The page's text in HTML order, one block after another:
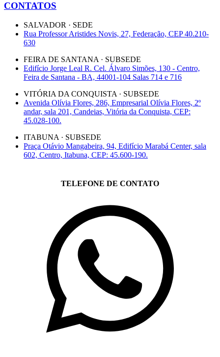
CONTATOS
SALVADOR · SEDE
Rua Professor Aristides Novis, 27, Federação, CEP 40.210-
630
FEIRA DE SANTANA · SUBSEDE
Edifício Jorge Leal R. Cel. Álvaro Simões, 130 - Centro,
Feira de Santana - BA, 44001-104 Salas 714 e 716
VITÓRIA DA CONQUISTA · SUBSEDE
Avenida Olívia Flores, 286, Empresarial Olívia Flores, 2º
andar, sala 201, Candeias, Vitória da Conquista, CEP:
45.028-100.
ITABUNA · SUBSEDE
Praça Otávio Mangabeira, 94, Edifício Marabá Center, sala
602, Centro, Itabuna, CEP: 45.600-190.
TELEFONE DE CONTATO